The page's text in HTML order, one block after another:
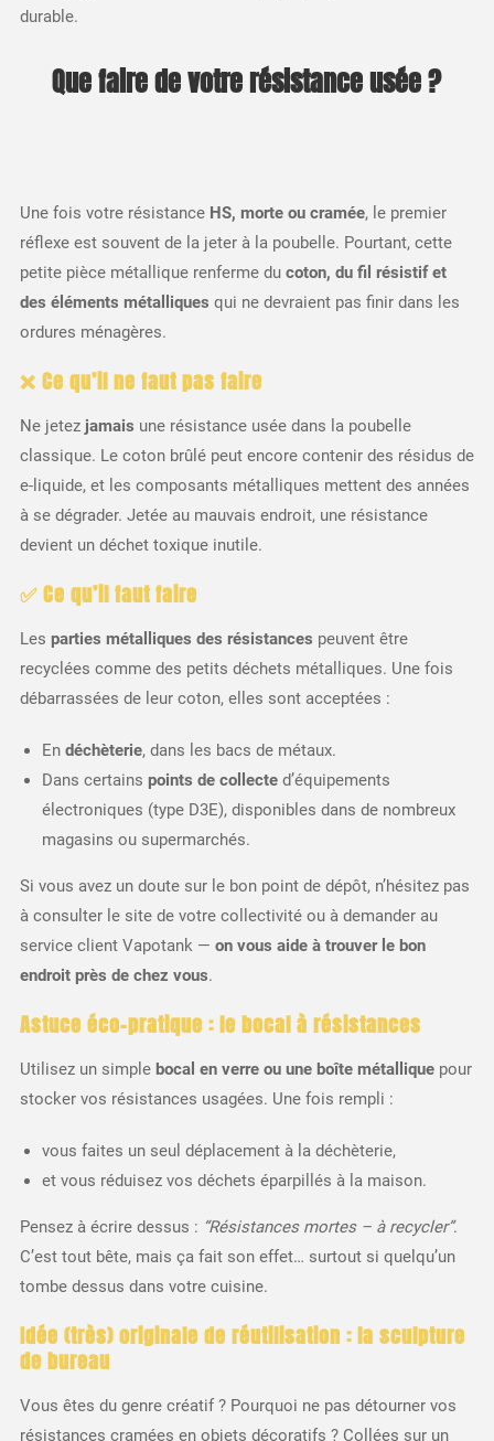
durable.
Que faire de votre résistance usée ?
Une fois votre résistance HS, morte ou cramée, le premier
réflexe est souvent de la jeter à la poubelle. Pourtant, cette
petite pièce métallique renferme du coton, du fil résistif et
des éléments métalliques qui ne devraient pas finir dans les
ordures ménagères.
❌ Ce qu’il ne faut pas faire
Ne jetez jamais une résistance usée dans la poubelle
classique. Le coton brûlé peut encore contenir des résidus de
e-liquide, et les composants métalliques mettent des années
à se dégrader. Jetée au mauvais endroit, une résistance
devient un déchet toxique inutile.
✅ Ce qu’il faut faire
Les parties métalliques des résistances peuvent être
recyclées comme des petits déchets métalliques. Une fois
débarrassées de leur coton, elles sont acceptées :
En déchèterie, dans les bacs de métaux.
Dans certains points de collected’équipements
électroniques (type D3E), disponibles dans de nombreux
magasins ou supermarchés.
Si vous avez un doute sur le bon point de dépôt, n’hésitez pas
à consulter le site de votre collectivité ou à demander au
service client Vapotank — on vous aide à trouver le bon
endroit près de chez vous.
Astuce éco-pratique : le bocal à résistances
Utilisez un simple bocal en verre ou une boîte métalliquepour
stocker vos résistances usagées. Une fois rempli :
vous faites un seul déplacement à la déchèterie,
et vous réduisez vos déchets éparpillés à la maison.
Pensez à écrire dessus : “Résistances mortes – à recycler”.
C’est tout bête, mais ça fait son effet… surtout si quelqu’un
tombe dessus dans votre cuisine.
Idée (très) originale de réutilisation : la sculpture
de bureau
Vous êtes du genre créatif ? Pourquoi ne pas détourner vos
résistances cramées en objets décoratifs ? Collées sur un